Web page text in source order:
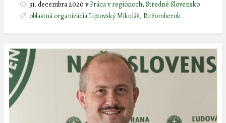
31. decembra 2020 vPráca v regiónoch, Stredné Slovensko
oblastná organizácia Liptovský Mikuláš, Ružomberok